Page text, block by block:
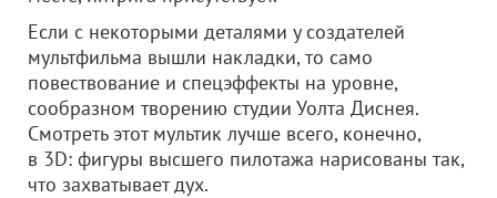
Если с некоторыми деталями у создателей
мультфильма вышли накладки, то само
повествование и спецэффекты на уровне,
сообразном творению студии Уолта Диснея.
Смотреть этот мультик лучше всего, конечно,
в 3D: фигуры высшего пилотажа нарисованы так,
что захватывает дух.